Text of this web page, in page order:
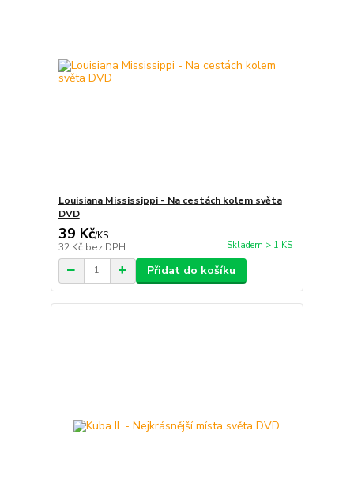
Louisiana Mississippi - Na cestách kolem světa
DVD
39 Kč/KS
32 Kč bez DPH Skladem > 1 KS
Přidat do košíku